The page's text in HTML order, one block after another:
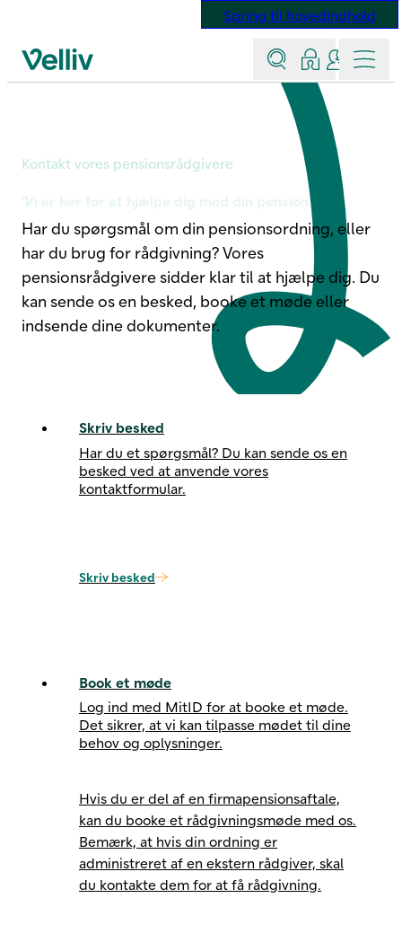
Spring til hovedindhold
Velliv startside
Søg Log indKontakt
Menu
Pension og rådgivning
Vi er her for at hjælpe dig med din pension
Kontakt vores pensionsrådgivere
Har du spørgsmål om din pensionsordning, eller
har du brug for rådgivning? Vores
pensionsrådgivere sidder klar til at hjælpe dig. Du
kan sende os en besked, booke et møde eller
indsende dine dokumenter.
Skriv besked
Har du et spørgsmål? Du kan sende os en
besked ved at anvende vores
kontaktformular.
Skriv besked
Book et møde
Log ind med MitID for at booke et møde.
Det sikrer, at vi kan tilpasse mødet til dine
behov og oplysninger.
Hvis du er del af en firmapensionsaftale,
kan du booke et rådgivningsmøde med os.
Bemærk, at hvis din ordning er
administreret af en ekstern rådgiver, skal
du kontakte dem for at få rådgivning.